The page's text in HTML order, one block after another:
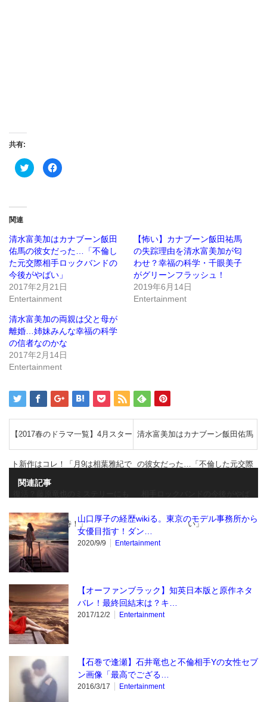
共有:
ク
リ
(新
し
い
ウ
ィ
ン
ド
ウ
で
開
ま
す)
Facebook
で
ッ
ク
し
て
く
だ
さ
い
(新
し
ウ
ィ
ン
ド
ウ
で
開
き
関連
清水富美加はカナブーン飯田
佑馬の彼女だった…「不倫し
た元交際相手ロックバンドの
今後がやばい」
2017年2月21日
Entertainment
【怖い】カナブーン飯田祐馬
の失踪理由を清水富美加が匂
わせ？幸福の科学・千眼美子
がグリーンフラッシュ！
2019年6月14日
Entertainment
清水富美加の両親は父と母が
離婚…姉妹みんな幸福の科学
の信者なのかな
2017年2月14日
Entertainment
【2017春のドラマ一覧】4月スター
ト新作はコレ！「月9は相葉雅紀で
期待！」
清水富美加はカナブーン飯田佑馬
の彼女だった…「不倫した元交際
い」
関連記事
山口厚子の経歴wikiる。東京のモデル事務所から
女優目指す！ダン…
2020/9/9 Entertainment
【オーファンブラック】知英日本版と原作ネタ
バレ！最終回結末は？キ…
2017/12/2 Entertainment
【石巻で逢瀬】石井竜也と不倫相手Yの女性セブ
ン画像「最高でござる…
2016/3/17 Entertainment